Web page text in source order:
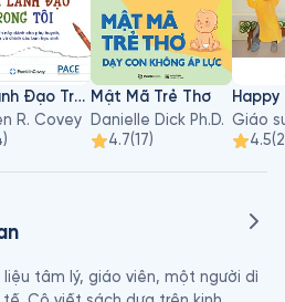
Nhà Lãnh Đạo Trong Tôi
R. Covey
)
Mật Mã Trẻ Thơ
Danielle Dick Ph.D.
4.7(17) 4.5(
tâm lý, giáo viên, một người dì